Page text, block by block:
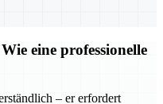
eine professionelle
– er erfordert